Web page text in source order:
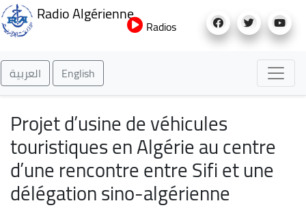
au
Radio Algérienne
Radios
العربية English
Projet d’usine de véhicules
touristiques en Algérie au centre
d’une rencontre entre Sifi et une
délégation sino-algérienne